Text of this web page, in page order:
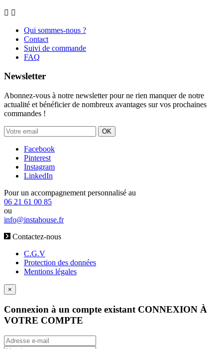
 
Qui sommes-nous ?
Contact
Suivi de commande
FAQ
Newsletter
Abonnez-vous à notre newsletter pour ne rien manquer de notre
actualité et bénéficier de nombreux avantages sur vos prochaines
commandes !
OK
Facebook
Pinterest
Instagram
LinkedIn
Pour un accompagnement personnalisé au
06 21 61 00 85
ou
info@instahouse.fr
Contactez-nous
C.G.V
Protection des données
Mentions légales
×
Connexion à un compte existant CONNEXION À
VOTRE COMPTE